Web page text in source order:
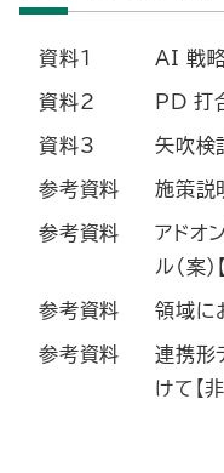
資料1 AI 戦略
資料2 PD 打
資料3 矢吹検
参考資料 施策説
参考資料
アドオ
ル（案）
参考資料 領域に
参考資料
連携形
けて【